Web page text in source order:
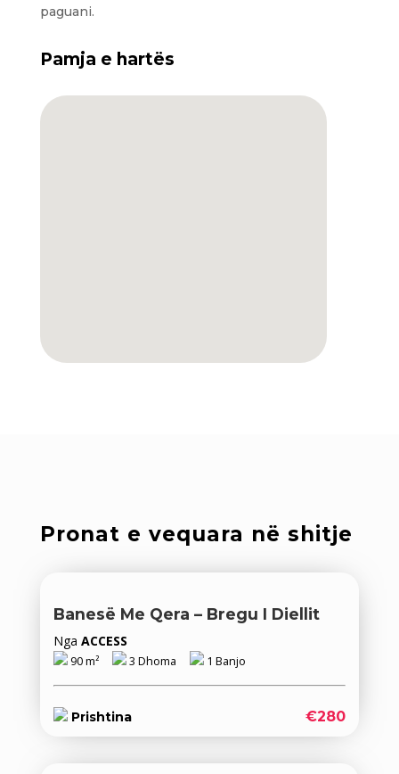
paguani.
Pamja e hartës
Pronat e vequara në shitje
Banesë Me Qera – Bregu I Diellit
Nga ACCESS
90 m² 3 Dhoma 1 Banjo
Prishtina €280